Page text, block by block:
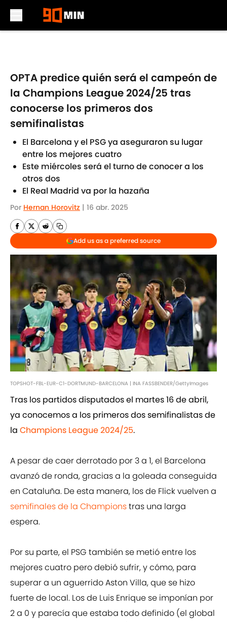
OPTA predice quién será el campeón de
la Champions League 2024/25 tras
conocerse los primeros dos
semifinalistas
El Barcelona y el PSG ya aseguraron su lugar
entre los mejores cuatro
Este miércoles será el turno de conocer a los
otros dos
El Real Madrid va por la hazaña
Por Hernan Horovitz | 16 abr. 2025
Add us as a preferred source
TOPSHOT-FBL-EUR-C1-DORTMUND-BARCELONA | INA FASSBENDER/GettyImages
Tras los partidos disputados el martes 16 de abril,
ya conocemos a los primeros dos semifinalistas de
la Champions League 2024/25.
A pesar de caer derrotado por 3 a 1, el Barcelona
avanzó de ronda, gracias a la goleada conseguida
en Cataluña. De esta manera, los de Flick vuelven a
semifinales de la Championstras una larga
espera.
Por su parte, el PSG también se metió entre los
mejores cuatro pero debió sufrir, y cómo, para
superar a un aguerrido Aston Villa, que se hizo
fuerte de local. Los de Luis Enrique se imponían por
2 a 0 y parecía que estaba todo definido (el global